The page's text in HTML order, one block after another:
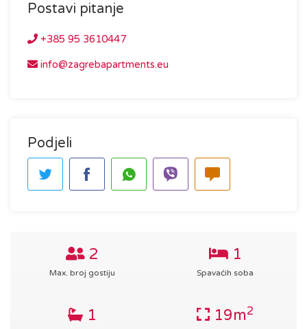
Postavi pitanje
+385 95 3610447
info@zagrebapartments.eu
Podjeli
2
Max. broj gostiju
1
Spavaćih soba
1 19m2